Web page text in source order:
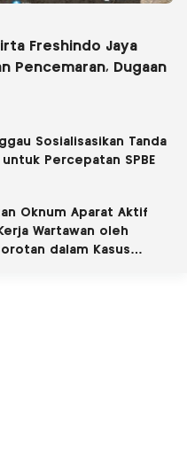
Freshindo Jaya
Pencemaran, Dugaan
Sosialisasikan Tanda
Percepatan SPBE
Oknum Aparat Aktif
Wartawan oleh
dalam Kasus